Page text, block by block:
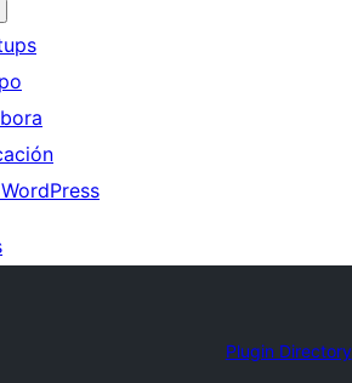
Plugin Directory